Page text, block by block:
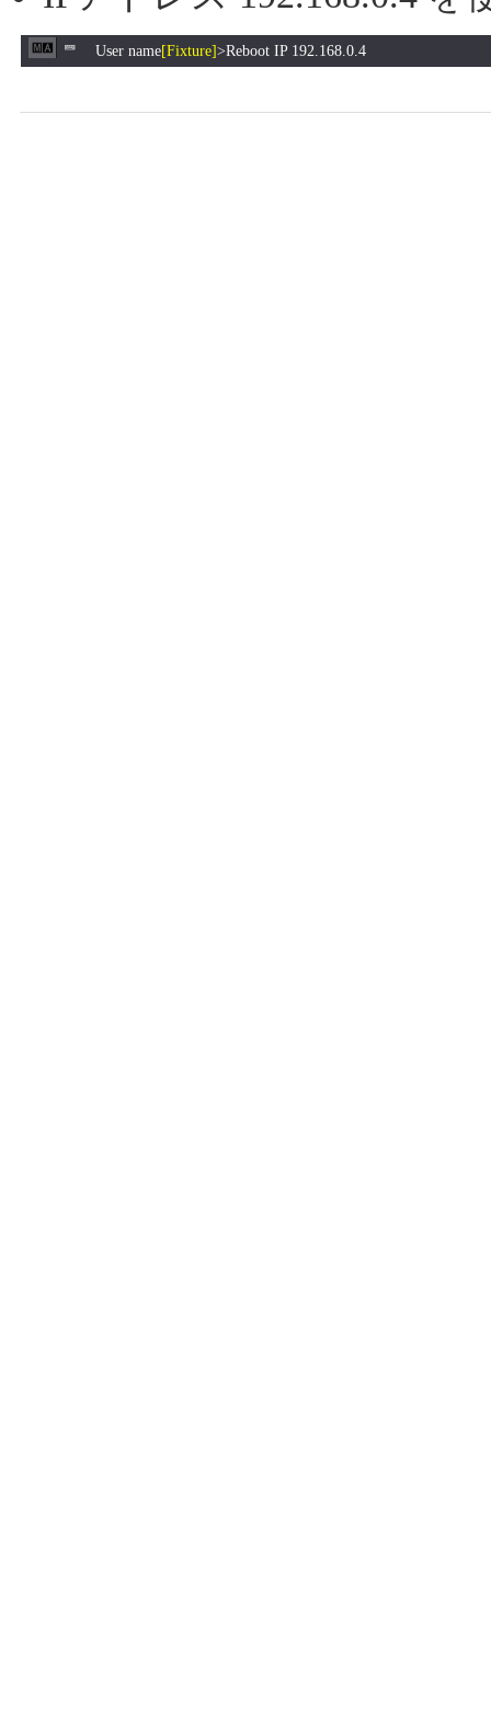
User name[Fixture]>Reboot IP 192.168.0.4